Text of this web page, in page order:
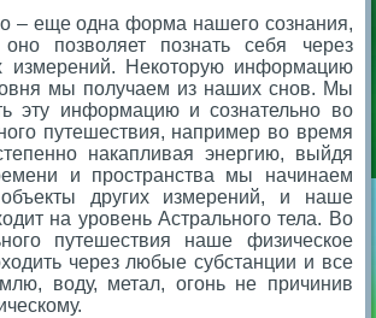
– еще одна форма нашего сознания,
позволяет познать себя через
измерений. Некоторую информацию
мы получаем из наших снов. Мы
эту информацию и сознательно во
путешествия, например во время
накапливая энергию, выйдя
и пространства мы начинаем
объекты других измерений, и наше
на уровень Астрального тела. Во
путешествия наше физическое
через любые субстанции и все
воду, метал, огонь не причинив